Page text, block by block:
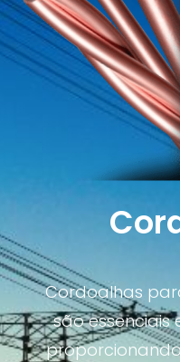
Cordoalhas
são essenciais